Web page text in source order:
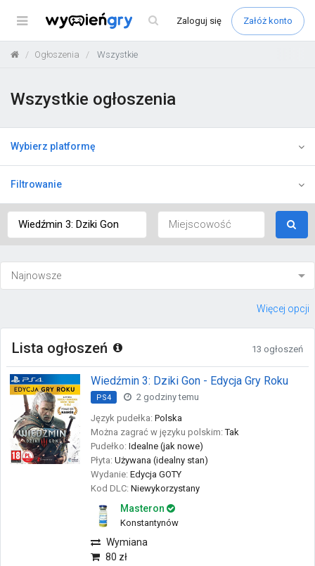
Menu Zaloguj się Załóż konto
Ogłoszenia Wszystkie
Wszystkie ogłoszenia
Wybierz platformę
Filtrowanie
Więcej opcji
Lista ogłoszeń 13 ogłoszeń
Wiedźmin 3: Dziki Gon - Edycja Gry Roku
PS4
2 godziny temu
Język pudełka: Polska
Można zagrać w języku polskim: Tak
Pudełko: Idealne (jak nowe)
Płyta: Używana (idealny stan)
Wydanie: Edycja GOTY
Kod DLC: Niewykorzystany
Masteron
Konstantynów
Wymiana
80 zł